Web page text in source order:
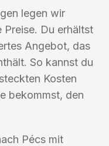
legen wir
Du erhältst
Angebot, das
So kannst du
Kosten
bekommst, den
Pécs mit